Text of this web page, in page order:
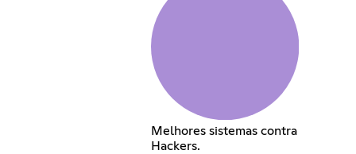
Melhores sistemas contra
Hackers.